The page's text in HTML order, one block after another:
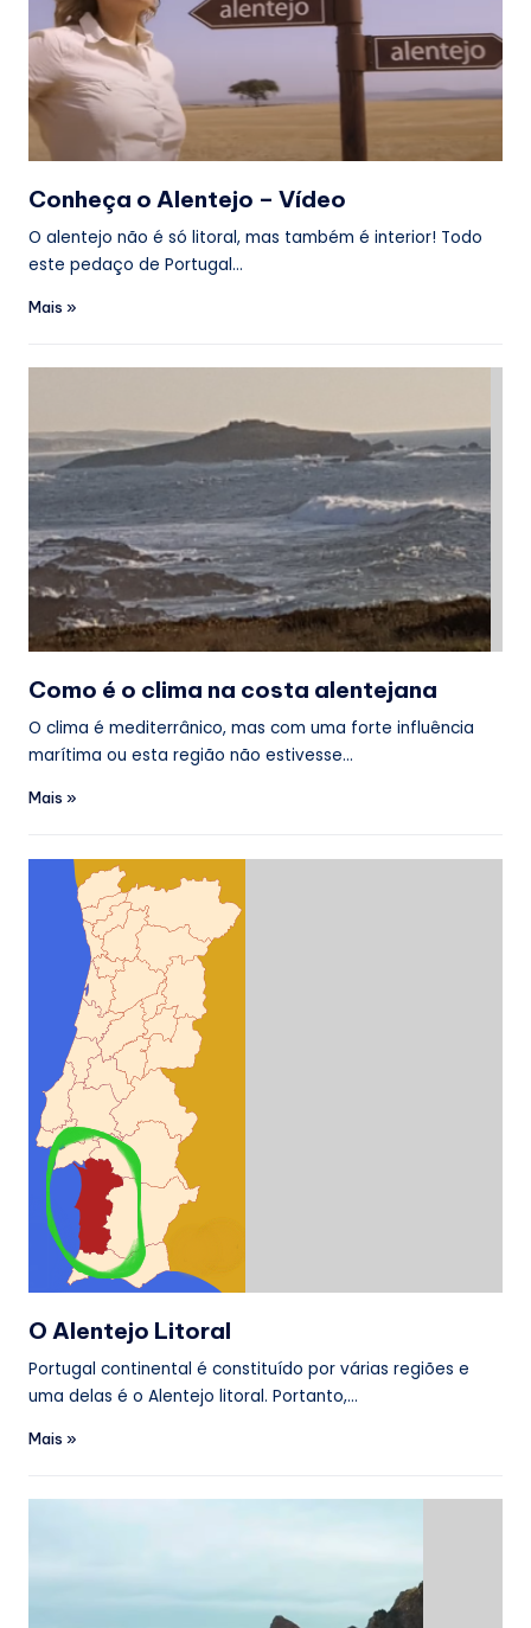
Conheça o Alentejo – Vídeo
O alentejo não é só litoral, mas também é interior! Todo
este pedaço de Portugal…
Mais »
Como é o clima na costa alentejana
O clima é mediterrânico, mas com uma forte influência
marítima ou esta região não estivesse…
Mais »
O Alentejo Litoral
Portugal continental é constituído por várias regiões e
uma delas é o Alentejo litoral. Portanto,…
Mais »